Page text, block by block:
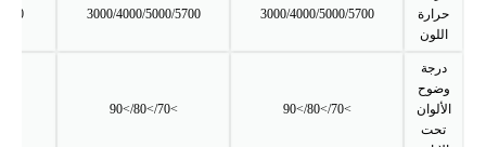
حرارة
اللون
3000/4000/5000/5700
3000/4000/5000/5700
5700
درجة
وضوح
الألوان
تحت